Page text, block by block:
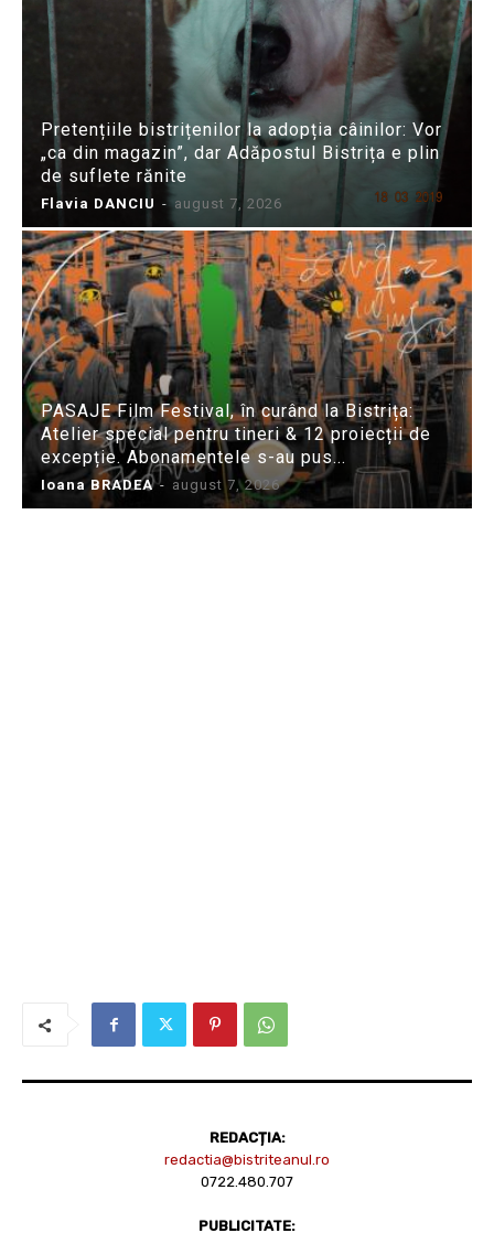
Pretențiile bistrițenilor la adopția câinilor: Vor
„ca din magazin”, dar Adăpostul Bistrița e plin
de suflete rănite
Flavia DANCIU - august 7, 2026
PASAJE Film Festival, în curând la Bistrița:
Atelier special pentru tineri & 12 proiecții de
excepție. Abonamentele s-au pus...
Ioana BRADEA - august 7, 2026
REDACȚIA:
redactia@bistriteanul.ro
0722.480.707
PUBLICITATE: